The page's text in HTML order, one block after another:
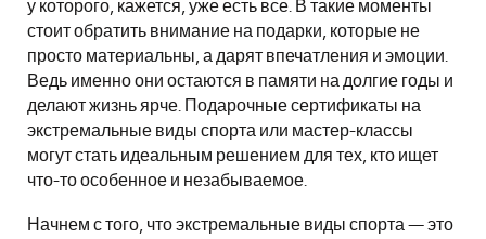
у которого, кажется, уже есть все. В такие моменты
стоит обратить внимание на подарки, которые не
просто материальны, а дарят впечатления и эмоции.
Ведь именно они остаются в памяти на долгие годы и
делают жизнь ярче. Подарочные сертификаты на
экстремальные виды спорта или мастер-классы
могут стать идеальным решением для тех, кто ищет
что-то особенное и незабываемое.
Начнем с того, что экстремальные виды спорта — это